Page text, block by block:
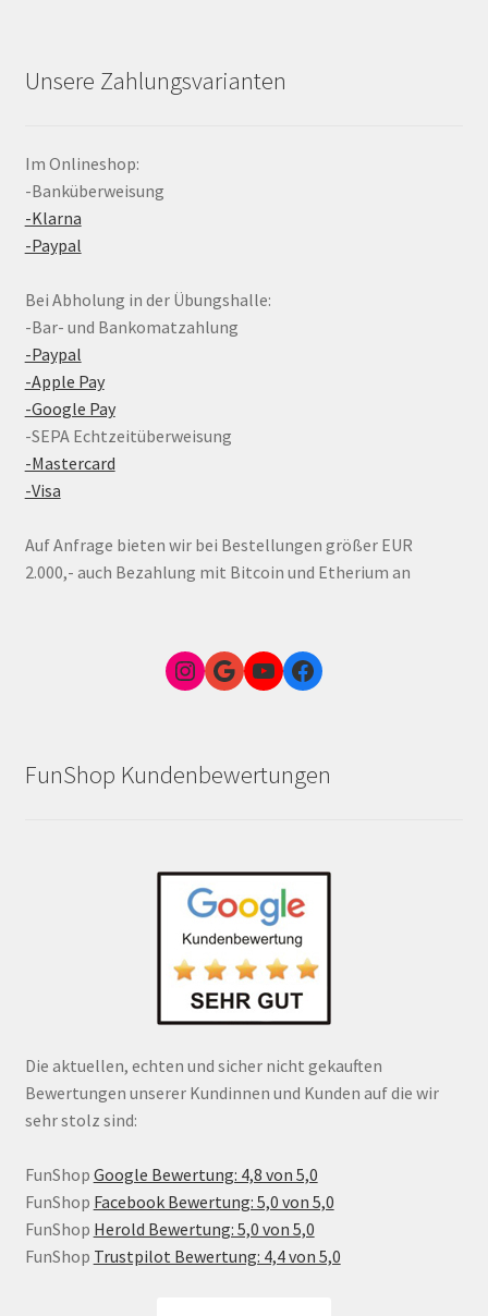
Unsere Zahlungsvarianten
Im Onlineshop:
-Banküberweisung
-Klarna
-Paypal
Bei Abholung in der Übungshalle:
-Bar- und Bankomatzahlung
-Paypal
-Apple Pay
-Google Pay
-SEPA Echtzeitüberweisung
-Mastercard
-Visa
Auf Anfrage bieten wir bei Bestellungen größer EUR
2.000,- auch Bezahlung mit Bitcoin und Etherium an
Instagram
Google Link zum FunShop WienYouTubeFacebook
FunShop Kundenbewertungen
Die aktuellen, echten und sicher nicht gekauften
Bewertungen unserer Kundinnen und Kunden auf die wir
sehr stolz sind:
FunShop Google Bewertung: 4,8 von 5,0
FunShop Facebook Bewertung: 5,0 von 5,0
FunShop Herold Bewertung: 5,0 von 5,0
FunShop Trustpilot Bewertung: 4,4 von 5,0